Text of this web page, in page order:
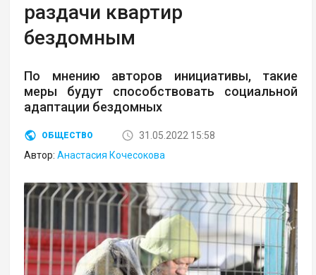
раздачи квартир
бездомным
По мнению авторов инициативы, такие
меры будут способствовать социальной
адаптации бездомных
ОБЩЕСТВО
31.05.2022 15:58
Автор:Анастасия Кочесокова